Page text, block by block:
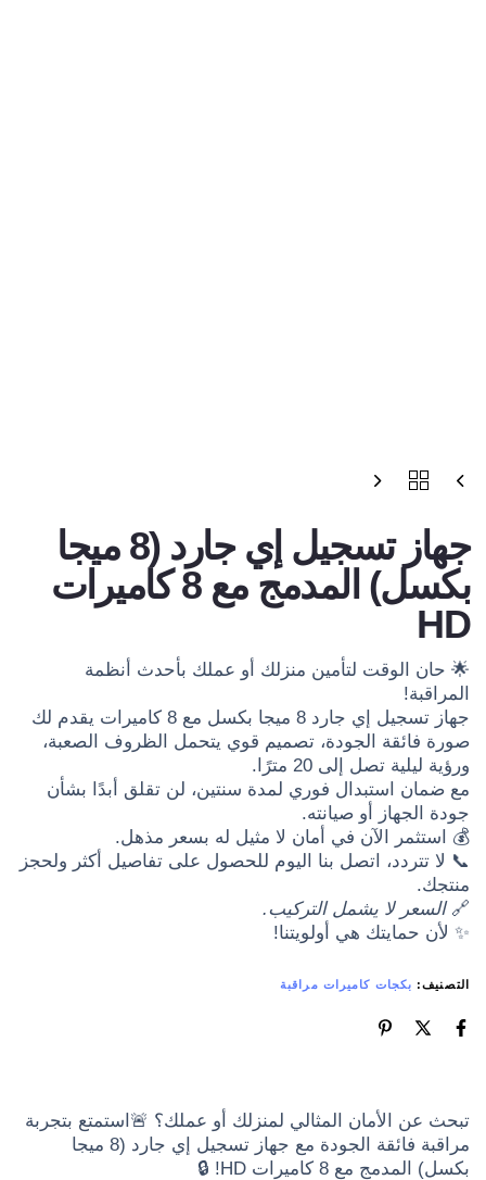
جهاز تسجيل إي جارد (8 ميجا
بكسل) المدمج مع 8 كاميرات
HD
🌟 حان الوقت لتأمين منزلك أو عملك بأحدث أنظمة
المراقبة!
جهاز تسجيل إي جارد 8 ميجا بكسل مع 8 كاميرات يقدم لك
صورة فائقة الجودة، تصميم قوي يتحمل الظروف الصعبة،
ورؤية ليلية تصل إلى 20 مترًا.
مع ضمان استبدال فوري لمدة سنتين، لن تقلق أبدًا بشأن
جودة الجهاز أو صيانته.
💰 استثمر الآن في أمان لا مثيل له بسعر مذهل.
📞 لا تتردد، اتصل بنا اليوم للحصول على تفاصيل أكثر ولحجز
منتجك.
🔗السعر لا يشمل التركيب.
✨ لأن حمايتك هي أولويتنا!
التصنيف: بكجات كاميرات مراقبة
تبحث عن الأمان المثالي لمنزلك أو عملك؟ 🚨استمتع بتجربة
مراقبة فائقة الجودة مع جهاز تسجيل إي جارد (8 ميجا
بكسل) المدمج مع 8 كاميرات HD! 🔒